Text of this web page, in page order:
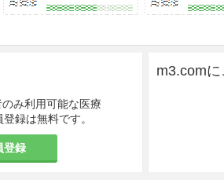
可能性が常に存在する。また、ヒト
造工程である60℃、20時間液状加熱
加熱処理（トロンビン）は、HIVをは
去作用を有することが確認されてい
ること。
ルス不活化処理を行っているが、肝
することはできないので、観察を十分
み利用可能な医療
録は無料です。
登録
m3.com